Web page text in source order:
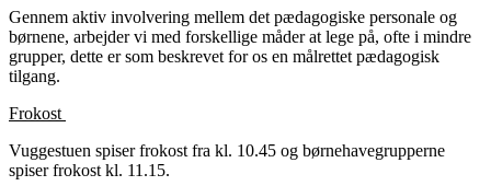
Gennem aktiv involvering mellem det pædagogiske personale og
børnene, arbejder vi med forskellige måder at lege på, ofte i mindre
grupper, dette er som beskrevet for os en målrettet pædagogisk
tilgang.
Frokost
Vuggestuen spiser frokost fra kl. 10.45 og børnehavegrupperne
spiser frokost kl. 11.15.